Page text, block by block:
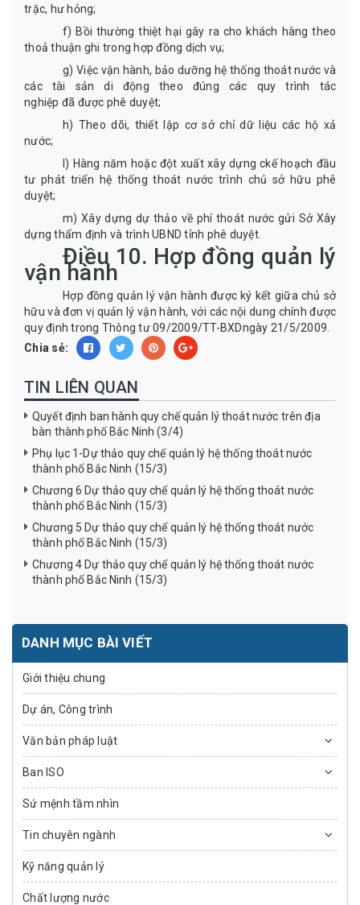
trặc, hư hỏng;
f) Bồi thường thiệt hại gây ra cho khách hàng theo
thoả thuận ghi trong hợp đồng dịch vụ;
g)Việc vận hành, bảo dưỡng hệ thống thoát nước và
các tài sản di động theo đúng các quy trình tác
nghiệp đã được phê duyệt;
h) Theo dõi, thiết lập cơ sở chỉ dữ liệu các hộ xả
nước;
l) Hàng năm hoặc đột xuất xây dựng ckế hoạch đầu
tư phát triển hệ thống thoát nước trình chủ sở hữu phê
duyệt;
m)Xây dựng dự thảo về phí thoát nước gửi Sở Xây
dựng thẩm định và trình UBND tỉnh phê duyệt.
Điều 10. Hợp đồng quản lý
vận hành
Hợp đồng quản lý vận hành được ký kết giữa chủ sở
hữu và đơn vị quản lý vận hành, với các nội dung chính được
quy định trong Thông tư 09/2009/TT-BXDngày 21/5/2009
Chia sẻ:
TIN LIÊN QUAN
Quyết định ban hành quy chế quản lý thoát nước trên địa
bàn thành phố Bắc Ninh (3/4)
Phụ lục 1-Dự thảo quy chế quản lý hệ thống thoát nước
thành phố Bắc Ninh (15/3)
Chương 6 Dự thảo quy chế quản lý hệ thống thoát nước
thành phố Bắc Ninh (15/3)
Chương 5 Dự thảo quy chế quản lý hệ thống thoát nước
thành phố Bắc Ninh (15/3)
Chương 4 Dự thảo quy chế quản lý hệ thống thoát nước
thành phố Bắc Ninh (15/3)
DANH MỤC BÀI VIẾT
Giới thiệu chung
Dự án, Công trình
Văn bản pháp luật
Ban ISO
Sứ mệnh tầm nhìn
Tin chuyên ngành
Kỹ năng quản lý
Chất lượng nước